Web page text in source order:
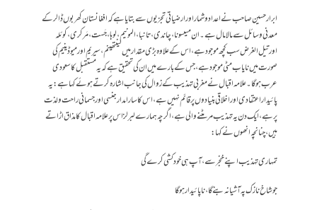
ابرار حسین صاحب نے اعداد وشمار اورارضیاتی تجزیوں سے بتایا ہے کہ افغانستان کھربوں ڈالر کے
معدنی وسائل سے مالا مال ہے۔ ان میںسونا،چاندی، تانبا ، المونیم، لوہا،جَست ، مَرکری ، کوئلہ
اورتیل الغرض سب کچھ موجود ہے، اس کے علاوہ بڑی مقدار میں لینتھینم ،سیریم اور میوڈینیم کی
صورت میں نایاب مٹی موجود ہے، جس کے بارے میں ان کی تحقیق ہے کہ یہ مستقبل کا سعودی
عرب ہوگا۔ علامہ اقبال نے مغربی تہذیب کے زوال کی جانب اشارہ کرتے ہوئے کہا ہے: یہ
پائیدار اعتقادی اور اخلاقی بنیادوں پر قائم نہیں ہے، اس کا سارا مدار جنسی اور جسمانی راحت ولذت
پر ہے ، ایک دن یہ تہذیب مرمٹنے والی ہے، اگرچہ ہمارے لبرلز اس پر علامہ اقبال کا مذاق اڑاتے
ہیں، چنانچہ انھوں نے کہا:
تمہاری تہذیب اپنے خنجر سے، آپ ہی خودکشی کرے گی
جو شاخ نازک پہ آشیانہ بنے گا، ناپائیدار ہوگا